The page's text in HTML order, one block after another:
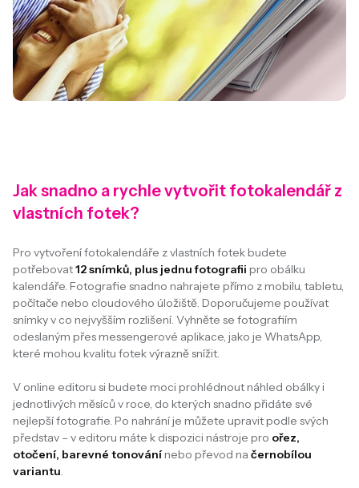
Jak snadno a rychle vytvořit fotokalendář z
vlastních fotek?
Pro vytvoření fotokalendáře z vlastních fotek budete
potřebovat12 snímků, plus jednu fotografii pro obálku
kalendáře. Fotografie snadno nahrajete přímo z mobilu, tabletu,
počítače nebo cloudového úložiště. Doporučujeme používat
snímky v co nejvyšším rozlišení. Vyhněte se fotografiím
odeslaným přes messengerové aplikace, jako je WhatsApp,
které mohou kvalitu fotek výrazně snížit.
V online editoru si budete moci prohlédnout náhled obálky i
jednotlivých měsíců v roce, do kterých snadno přidáte své
nejlepší fotografie. Po nahrání je můžete upravit podle svých
představ – v editoru máte k dispozici nástroje pro ořez,
otočení, barevné tonovánínebo převod na černobílou
variantu.